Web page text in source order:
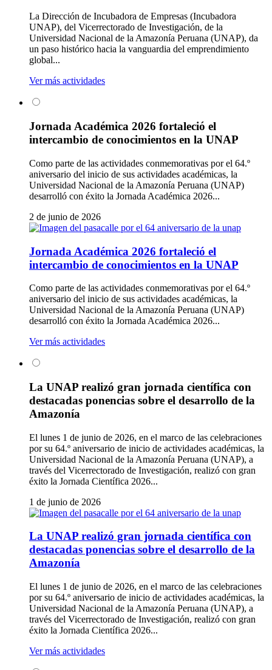
La Dirección de Incubadora de Empresas (Incubadora
UNAP), del Vicerrectorado de Investigación, de la
Universidad Nacional de la Amazonía Peruana (UNAP), da
un paso histórico hacia la vanguardia del emprendimiento
global...
Ver más actividades
Jornada Académica 2026 fortaleció el
intercambio de conocimientos en la UNAP
Como parte de las actividades conmemorativas por el 64.º
aniversario del inicio de sus actividades académicas, la
Universidad Nacional de la Amazonía Peruana (UNAP)
desarrolló con éxito la Jornada Académica 2026...
2 de junio de 2026
Jornada Académica 2026 fortaleció el
intercambio de conocimientos en la UNAP
Como parte de las actividades conmemorativas por el 64.º
aniversario del inicio de sus actividades académicas, la
Universidad Nacional de la Amazonía Peruana (UNAP)
desarrolló con éxito la Jornada Académica 2026...
Ver más actividades
La UNAP realizó gran jornada científica con
destacadas ponencias sobre el desarrollo de la
Amazonía
El lunes 1 de junio de 2026, en el marco de las celebraciones
por su 64.º aniversario de inicio de actividades académicas, la
Universidad Nacional de la Amazonía Peruana (UNAP), a
través del Vicerrectorado de Investigación, realizó con gran
éxito la Jornada Científica 2026...
1 de junio de 2026
La UNAP realizó gran jornada científica con
destacadas ponencias sobre el desarrollo de la
Amazonía
El lunes 1 de junio de 2026, en el marco de las celebraciones
por su 64.º aniversario de inicio de actividades académicas, la
Universidad Nacional de la Amazonía Peruana (UNAP), a
través del Vicerrectorado de Investigación, realizó con gran
éxito la Jornada Científica 2026...
Ver más actividades